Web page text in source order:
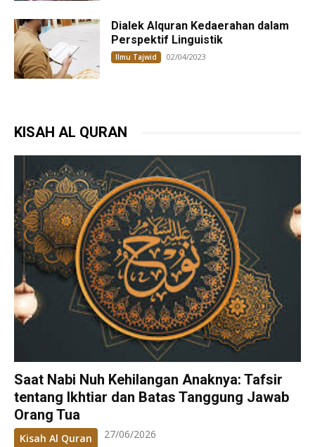
Dialek Alquran Kedaerahan dalam
Perspektif Linguistik
Ilmu Tajwid 02/04/2023
KISAH AL QURAN
Saat Nabi Nuh Kehilangan Anaknya: Tafsir
tentang Ikhtiar dan Batas Tanggung Jawab
Orang Tua
Kisah Al Quran 27/06/2026